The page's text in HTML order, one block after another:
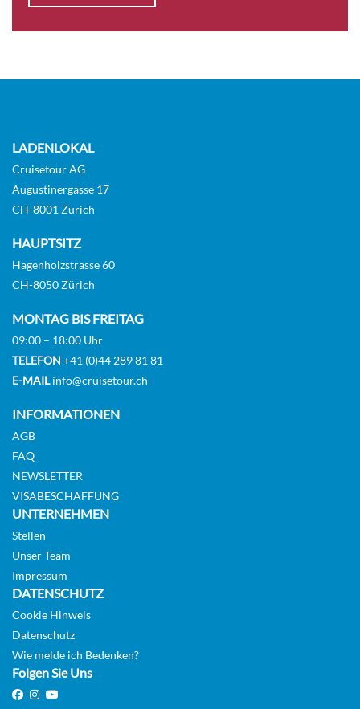
LADENLOKAL
Cruisetour AG
Augustinergasse 17
CH-8001 Zürich
HAUPTSITZ
Hagenholzstrasse 60
CH-8050 Zürich
MONTAG BIS FREITAG
09:00 – 18:00 Uhr
TELEFON +41 (0)44 289 81 81
E-MAILinfo@cruisetour.ch
INFORMATIONEN
AGB
FAQ
NEWSLETTER
VISABESCHAFFUNG
UNTERNEHMEN
Stellen
Unser Team
Impressum
DATENSCHUTZ
Cookie Hinweis
Datenschutz
Wie melde ich Bedenken?
Folgen Sie Uns